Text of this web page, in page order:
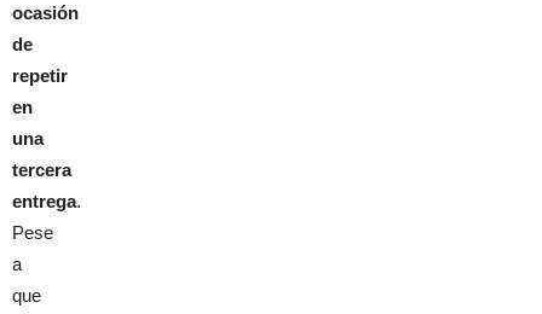
ocasión
de
repetir
en
una
tercera
entrega.
Pese
a
que